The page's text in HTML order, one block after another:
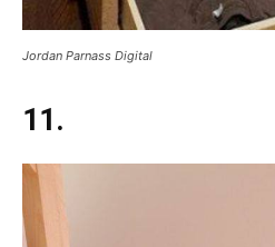
Jordan Parnass Digital
11.